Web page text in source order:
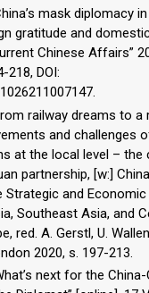
mask diplomacy
gratitude and
Chinese Affairs”
218, DOI:
railway dreams to a
and challenges
at the local level – the
partnership, [w:]
Strategic and
Southeast Asia, and
red. A. Gerstl, U.
2020, s. 197-213.
next for the China-